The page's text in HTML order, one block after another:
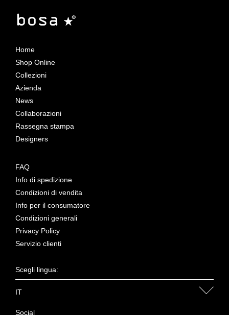
Home
Shop Online
Collezioni
Azienda
News
Collaborazioni
Rassegna stampa
Designers
FAQ
Info di spedizione
Condizioni di vendita
Info per il consumatore
Condizioni generali
Privacy Policy
Servizio clienti
Scegli lingua:
IT
Social